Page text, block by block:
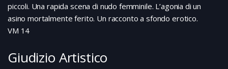
piccoli. Una rapida scena di nudo femminile. L’agonia di un
asino mortalmente ferito. Un racconto a sfondo erotico.
VM 14
Giudizio Artistico